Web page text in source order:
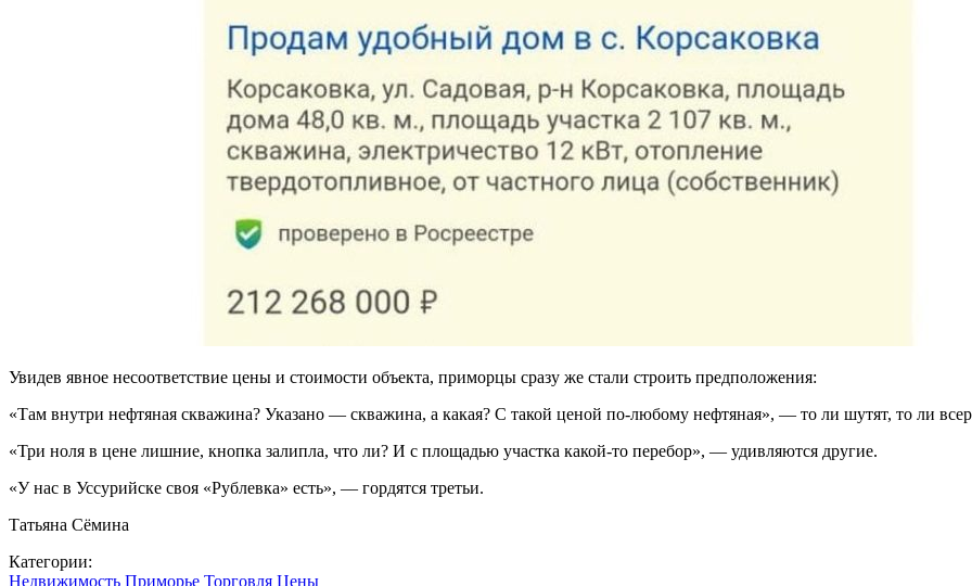
Увидев явное несоответствие цены и стоимости объекта, приморцы сразу же стали строить предположения:
«Там внутри нефтяная скважина? Указано — скважина, а какая? С такой ценой по-любому нефтяная», — то ли шутят, то ли
«Три ноля в цене лишние, кнопка залипла, что ли? И с площадью участка какой-то перебор», — удивляются другие.
«У нас в Уссурийске своя «Рублевка» есть», — гордятся третьи.
Татьяна Сёмина
Категории:
Недвижимость Приморье Торговля Цены